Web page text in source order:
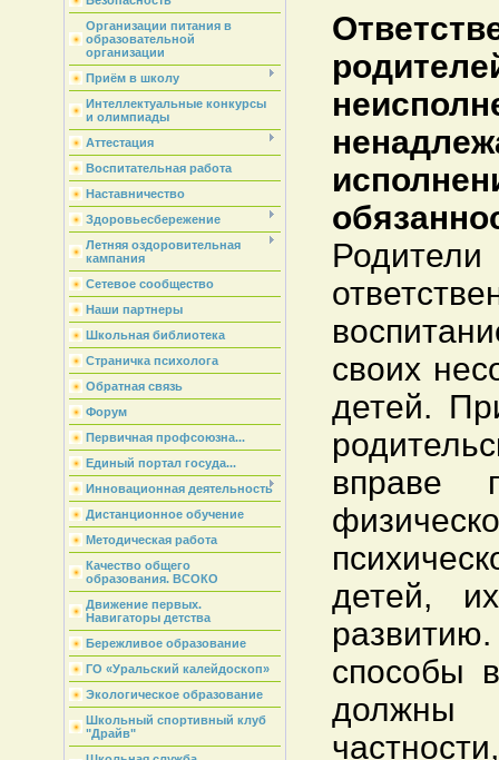
Организации питания в
образовательной
организации
Приём в школу
Интеллектуальные конкурсы
и олимпиады
Аттестация
Воспитательная работа
Наставничество
Здоровьесбережение
Летняя оздоровительная
кампания
Сетевое сообщество
Наши партнеры
Школьная библиотека
Страничка психолога
Обратная связь
Форум
Первичная профсоюзна...
Единый портал госуда...
Инновационная деятельность
Дистанционное обучение
Методическая работа
Качество общего
образования. ВСОКО
Движение первых.
Навигаторы детства
Бережливое образование
ГО «Уральский калейдоскоп»
Экологическое образование
Школьный спортивный клуб
"Драйв"
своих
детей.
вправе
детей,
способы
должны